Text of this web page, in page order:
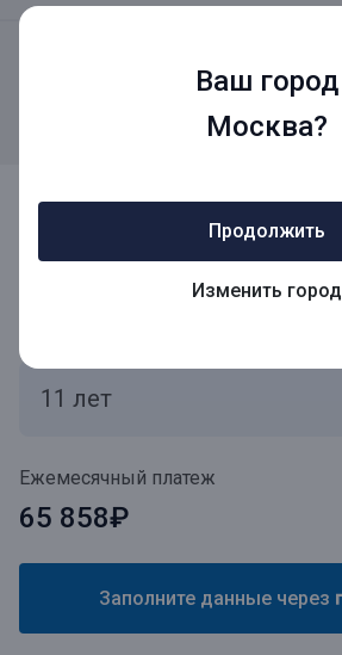
Ваш город
Москва?
Продолжить
Изменить город
Вероятность одобрения
за заполнение шага 1
Сумма кредита
Ежемесячный платеж
65 858₽
Заполните данные через